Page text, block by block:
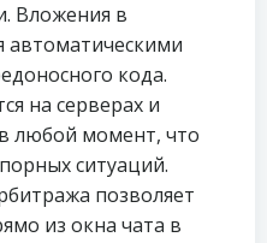
Вложения в
автоматическими
кода.
на серверах и
любой момент, что
ситуаций.
позволяет
из окна чата в